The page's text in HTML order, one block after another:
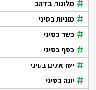
מלונות בדהב
מוניות בסיני
כשר בסיני
כסף בסיני
ישראלים בסיני
יוגה בסיני